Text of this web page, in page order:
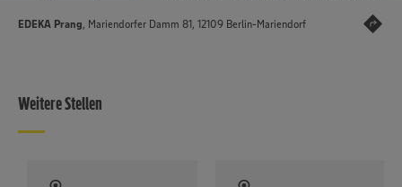
EDEKA Prang , Mariendorfer Damm 81, 12109 Berlin-Mariendorf
Weitere Stellen